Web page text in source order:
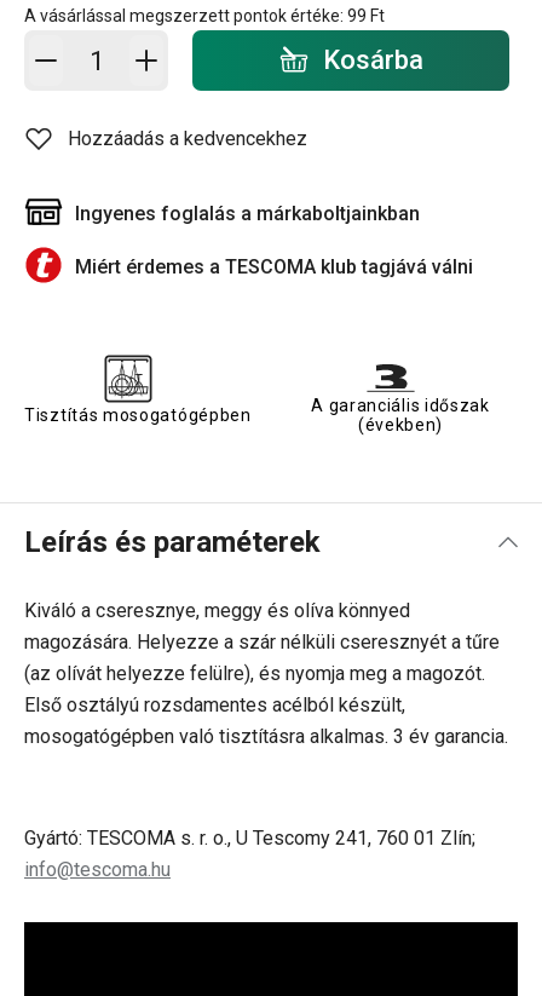
A vásárlással megszerzett pontok értéke: 99 Ft
Kosárba - mennyiség Kosárba
Hozzáadás a kedvencekhez
Ingyenes foglalás a márkaboltjainkban
Miért érdemes a TESCOMA klub tagjává válni
Tisztítás mosogatógépben
A garanciális időszak
(években)
Leírás és paraméterek
Kiváló a cseresznye, meggy és olíva könnyed
magozására. Helyezze a szár nélküli cseresznyét a tűre
(az olívát helyezze felülre), és nyomja meg a magozót.
Első osztályú rozsdamentes acélból készült,
mosogatógépben való tisztításra alkalmas. 3 év garancia.
Gyártó: TESCOMA s. r. o., U Tescomy 241, 760 01 Zlín;
info@tescoma.hu